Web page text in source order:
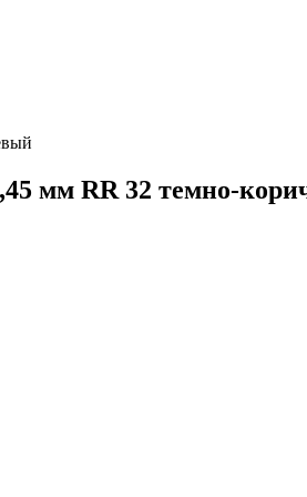
мм RR 32 темно-